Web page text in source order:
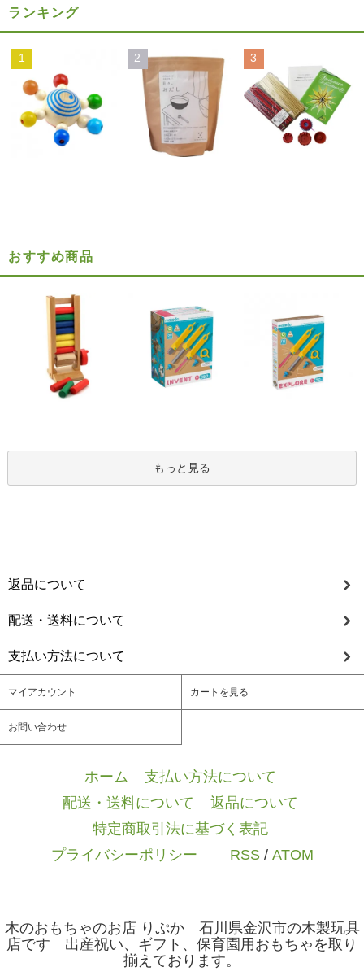
ランキング
1 2 3
おすすめ商品
もっと見る
返品について
配送・送料について
支払い方法について
マイアカウント カートを見る
お問い合わせ
ホーム 支払い方法について
配送・送料について
返品について
特定商取引法に基づく表記
プライバシーポリシー
RSS/ ATOM
木のおもちゃのお店 りぷか 石川県金沢市の木製玩具
店です 出産祝い、ギフト、保育園用おもちゃを取り
揃えております。